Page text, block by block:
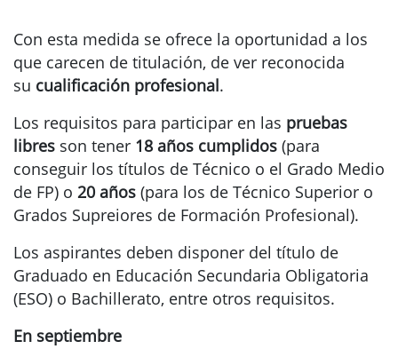
Con esta medida se ofrece la oportunidad a los
que carecen de titulación, de ver reconocida
su cualificación profesional.
Los requisitos para participar en las pruebas
libres son tener 18 años cumplidos (para
conseguir los títulos de Técnico o el Grado Medio
de FP) o 20 años (para los de Técnico Superior o
Grados Supreiores de Formación Profesional).
Los aspirantes deben disponer del título de
Graduado en Educación Secundaria Obligatoria
(ESO) o Bachillerato, entre otros requisitos.
En septiembre